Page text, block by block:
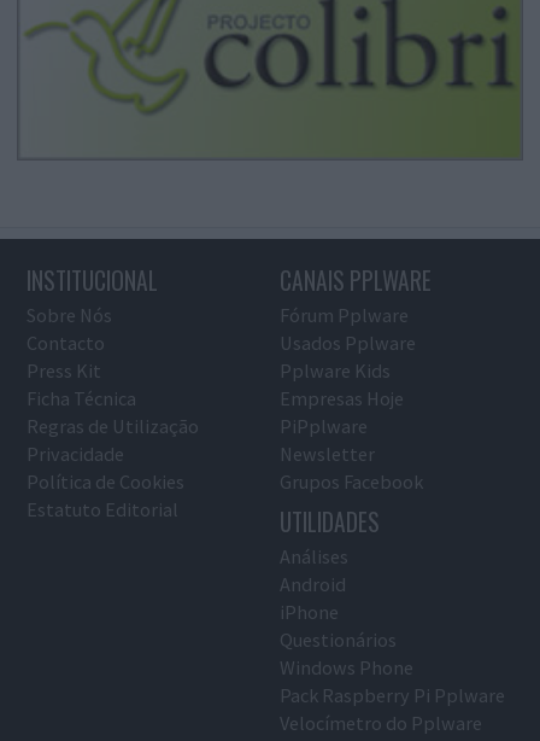
INSTITUCIONAL
Sobre Nós
Contacto
Press Kit
Ficha Técnica
Regras de Utilização
Privacidade
Política de Cookies
Estatuto Editorial
CANAIS PPLWARE
Fórum Pplware
Usados Pplware
Pplware Kids
Empresas Hoje
PiPplware
Newsletter
Grupos Facebook
UTILIDADES
Análises
Android
iPhone
Questionários
Windows Phone
Pack Raspberry Pi Pplware
Velocímetro do Pplware